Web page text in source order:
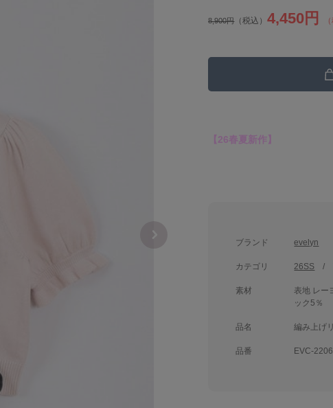
8,900円（税込）4,450円
【26春夏新作】
ブランド evelyn
カテゴリ 26SS
素材
表地 レー
ック5％
品名 編み上げ
品番 EVC-